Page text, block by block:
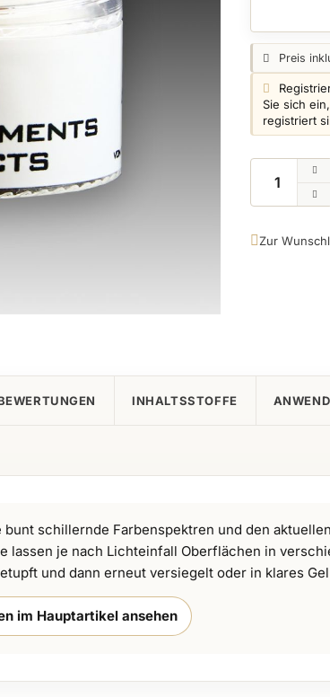
Preis
Login info:
Sie sich
registriert
Zur
schillernde Farbenspektren und den
lassen je nach Lichteinfall Oberflächen in
und dann erneut versiegelt oder in klares
im Hauptartikel ansehen
INHALTSSTOFFE